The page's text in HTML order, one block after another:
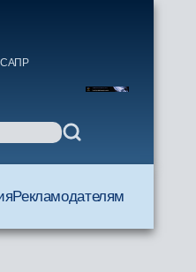
САПР
Рекламодателям